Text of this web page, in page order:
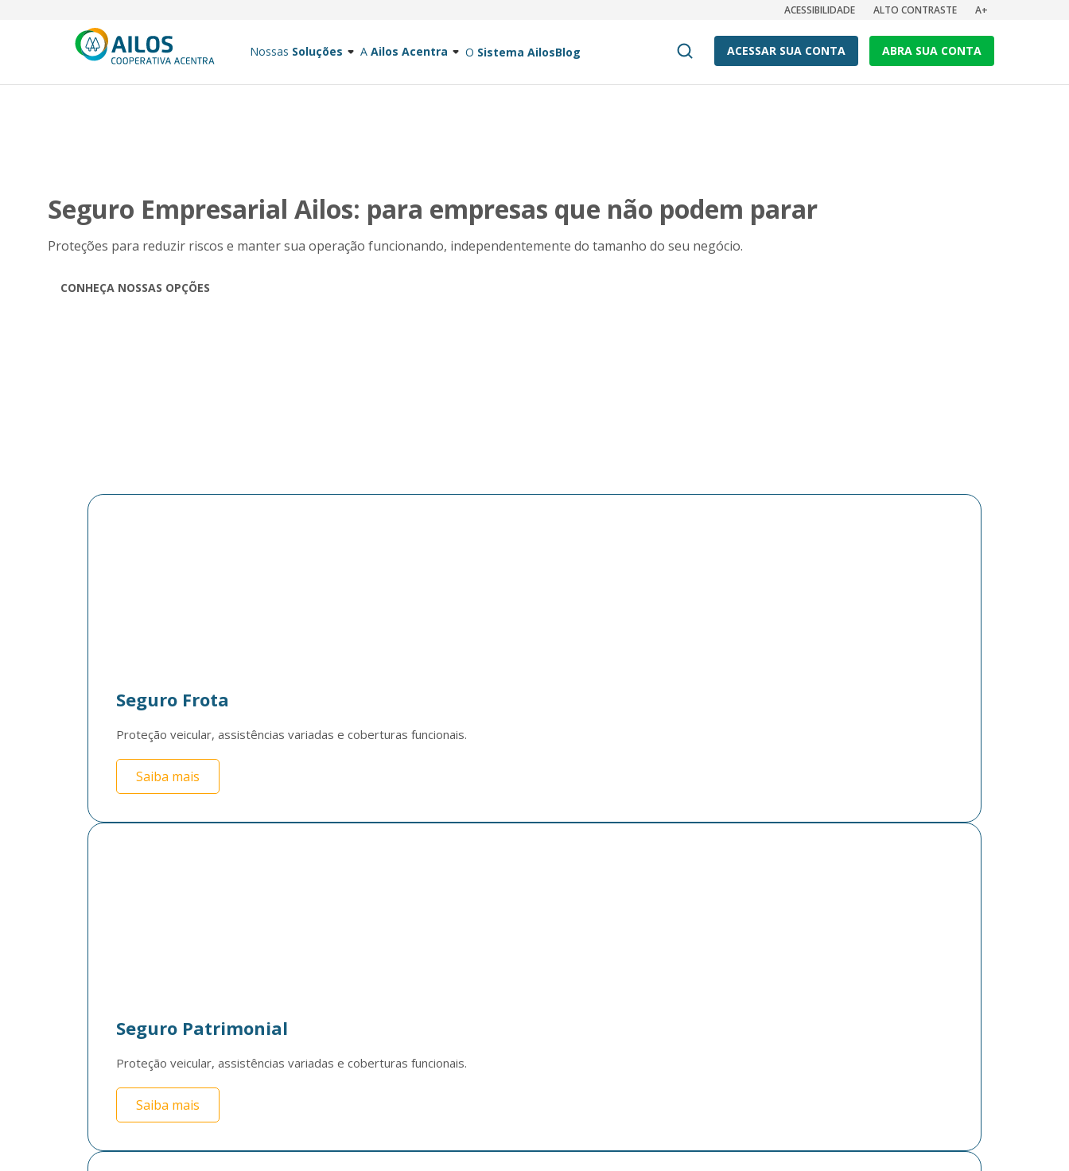
ACESSIBILIDADE ALTO CONTRASTE A+
Nossas Soluções A Ailos Acentra O Sistema AilosBlog ACESSAR SUA CONTA ABRA SUA CONTA
Seguro Empresarial Ailos: para empresas que não podem parar
Proteções para reduzir riscos e manter sua operação funcionando, independentemente do tamanho do seu negócio.
CONHEÇA NOSSAS OPÇÕES
Seguro Frota
Proteção veicular, assistências variadas e coberturas funcionais.
Saiba mais
Seguro Patrimonial
Proteção veicular, assistências variadas e coberturas funcionais.
Saiba mais